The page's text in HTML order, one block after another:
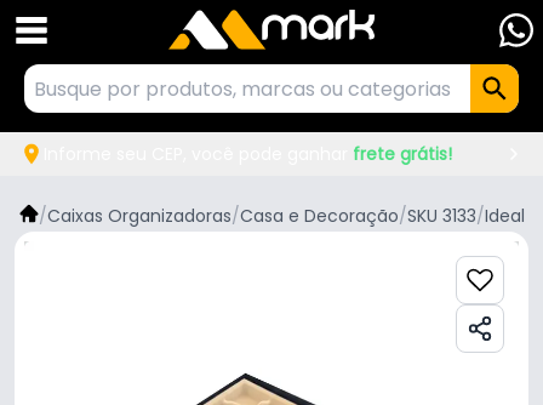
frete grátis!
/Caixas Organizadoras/Casa e Decoração/SKU 3133/Ideal